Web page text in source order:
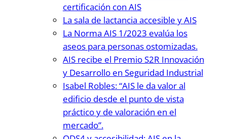
certificación con AIS
La sala de lactancia accesible y AIS
La Norma AIS 1/2023 evalúa los
aseos para personas ostomizadas.
AIS recibe el Premio S2R Innovación
y Desarrollo en Seguridad Industrial
Isabel Robles: “AIS le da valor al
edificio desde el punto de vista
práctico y de valoración en el
mercado”.